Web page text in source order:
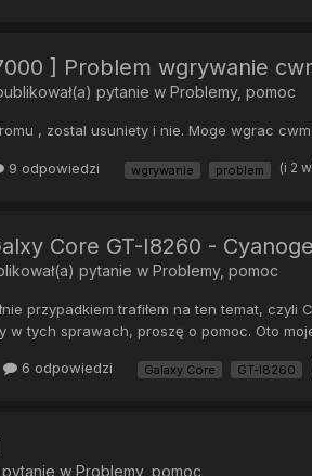
] Problem wgrywanie
pytanie w Problemy, pomoc
, zostal usuniety i nie. Moge wgrac
9 odpowiedzi wgrywanie problem (i 2
Core GT-I8260 -
pytanie w Problemy, pomoc
przypadkiem trafiłem na ten temat,
w tych sprawach, proszę o pomoc. Oto
6 odpowiedzi Galaxy Core GT-I8260
w Problemy, pomoc